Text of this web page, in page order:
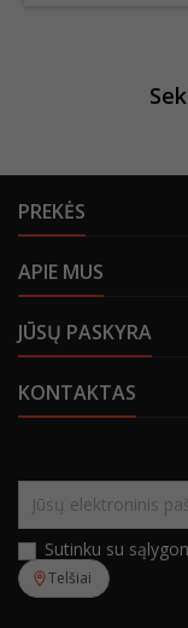
PREKĖS
APIE MUS
JŪSŲ PASKYRA
KONTAKTAS
Sutinku su
Telšiai